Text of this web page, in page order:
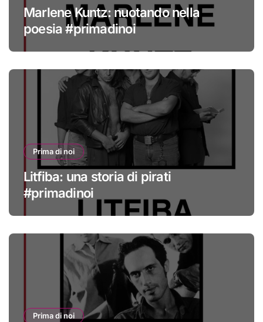
Marlene Kuntz: nuotando nella
poesia #primadinoi
Prima di noi
Litfiba: una storia di pirati
#primadinoi
Prima di noi